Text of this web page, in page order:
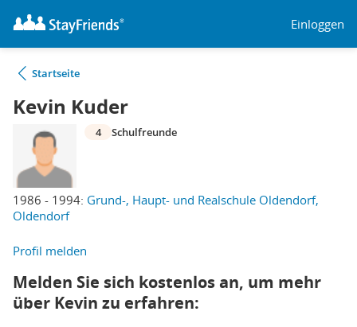
Einloggen
Startseite
Kevin Kuder
1986 - 1994: Grund-, Haupt- und Realschule Oldendorf,
Oldendorf
4 Schulfreunde
Profil melden
Melden Sie sich kostenlos an, um mehr
über Kevin zu erfahren: